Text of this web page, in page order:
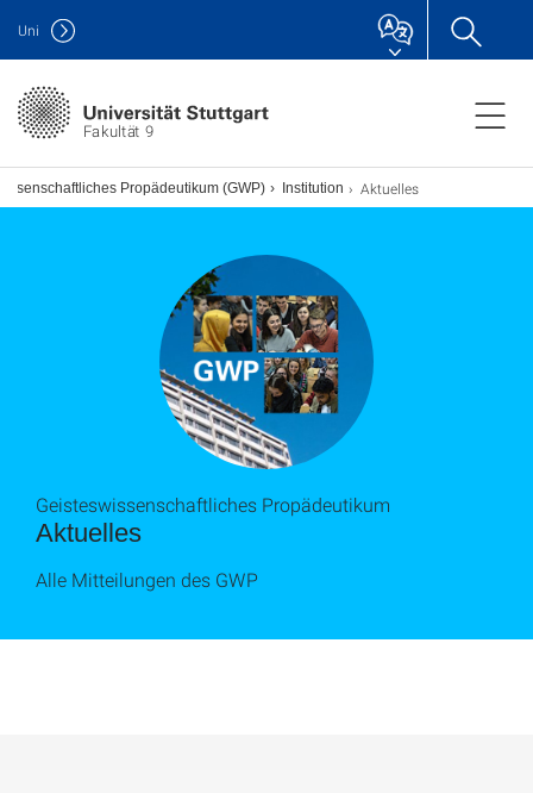
Fakultät 9
Uni
Propädeutikum (GWP) Institution Aktuelles
Aktuelles
Geisteswissenschaftliches Propädeutikum
Alle Mitteilungen des GWP